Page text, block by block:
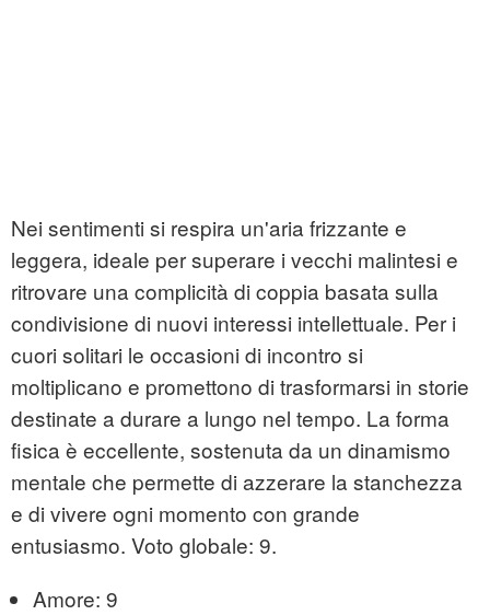
Nei sentimenti si respira un'aria frizzante e
leggera, ideale per superare i vecchi malintesi e
ritrovare una complicità di coppia basata sulla
condivisione di nuovi interessi intellettuale. Per i
cuori solitari le occasioni di incontro si
moltiplicano e promettono di trasformarsi in storie
destinate a durare a lungo nel tempo. La forma
fisica è eccellente, sostenuta da un dinamismo
mentale che permette di azzerare la stanchezza
e di vivere ogni momento con grande
entusiasmo. Voto globale: 9.
Amore: 9